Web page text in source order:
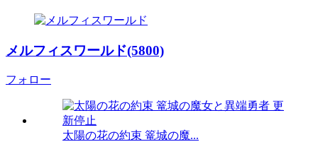
メルフィスワールド(5800)
フォロー
太陽の花の約束 篭城の魔...